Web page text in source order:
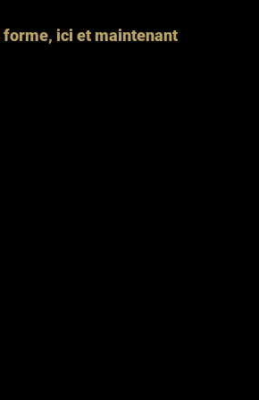
forme, ici et maintenant